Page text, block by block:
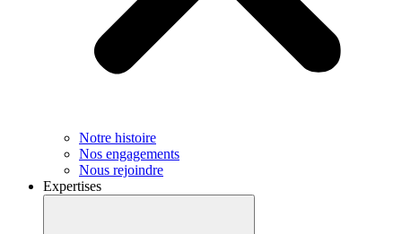
Notre histoire
Nos engagements
Nous rejoindre
Expertises